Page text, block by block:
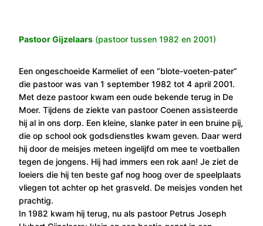
Pastoor Gijzelaars (pastoor tussen 1982 en 2001)
Een ongeschoeide Karmeliet of een “blote-voeten-pater”
die pastoor was van 1 september 1982 tot 4 april 2001.
Met deze pastoor kwam een oude bekende terug in De
Moer. Tijdens de ziekte van pastoor Coenen assisteerde
hij al in ons dorp. Een kleine, slanke pater in een bruine pij,
die op school ook godsdienstles kwam geven. Daar werd
hij door de meisjes meteen ingelijfd om mee te voetballen
tegen de jongens. Hij had immers een rok aan! Je ziet de
loeiers die hij ten beste gaf nog hoog over de speelplaats
vliegen tot achter op het grasveld. De meisjes vonden het
prachtig.
In 1982 kwam hij terug, nu als pastoor Petrus Joseph